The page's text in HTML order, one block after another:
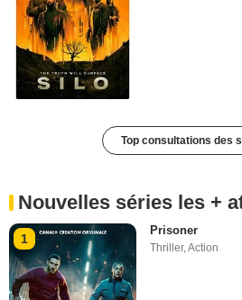
Top consultations des
Nouvelles séries les +
1
Prisoner
Thriller,Action